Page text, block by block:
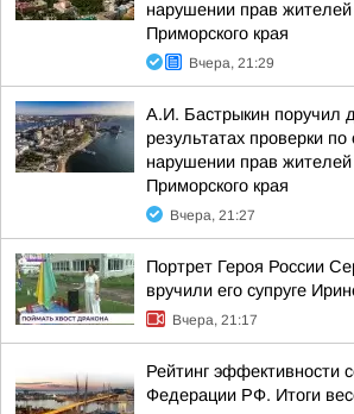
нарушении прав
Приморского края
Вчера, 21:29
А.И. Бастрыкин поручил
результатах проверки
нарушении прав
Приморского края
Вчера, 21:27
Портрет Героя России
вручили его супруге
Вчера, 21:17
Рейтинг эффективности
Федерации РФ. Итоги